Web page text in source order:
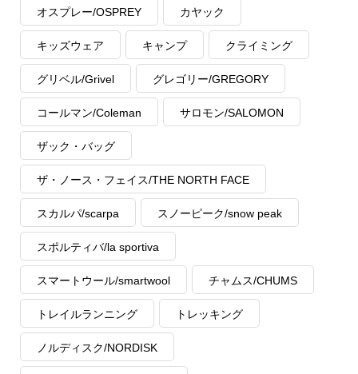
オスプレー/OSPREY カヤック
キッズウェア キャンプ クライミング
グリベル/Grivel グレゴリー/GREGORY
コールマン/Coleman サロモン/SALOMON
ザック・バッグ
ザ・ノース・フェイス/THE NORTH FACE
スカルパ/scarpa スノーピーク/snow peak
スポルティバ/la sportiva
スマートウール/smartwool チャムス/CHUMS
トレイルランニング トレッキング
ノルディスク/NORDISK